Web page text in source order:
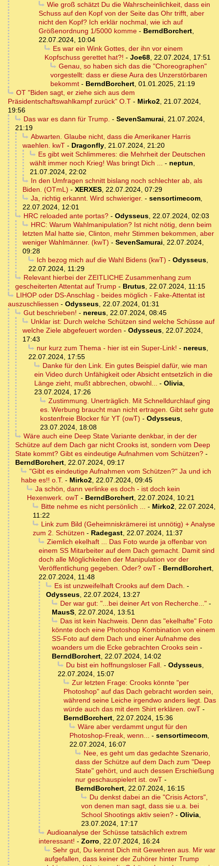
Wie groß schätzt Du die Wahrscheinlichkeit, dass ein
Schuss auf den Kopf von der Seite das Ohr trifft, aber
nicht den Kopf? Ich erklär nochmal, wie ich auf
Größenordnung 1/5000 komme - BerndBorchert
22.07.2024, 10:04
Es war ein Wink Gottes, der ihn vor einem
Kopfschuss gerettet hat?! - Joe68 22.07.2024, 17:51
Genau, so haben sich das die "Choreographen"
vorgestellt: dass er diese Aura des Unzerstörbaren
bekommt - BerndBorchert 01.01.2025, 21:19
OT "Biden sagt, er ziehe sich aus dem
Präsidentschaftswahlkampf zurück" O.T - Mirko2 21.07.2024,
19:56
Das war es dann für Trump. - SevenSamurai
21.07.2024,
21:19
Abwarten. Glaube nicht, dass die Amerikaner Harris
waehlen. kwT - Dragonfly 21.07.2024, 21:20
Es gibt weit Schlimmeres: die Mehrheit der Deutschen
wählt immer noch Krieg! Was bringt Dich ...
- neptun
21.07.2024, 22:02
In den Umfragen schnitt bislang noch schlechter ab, als
Biden. (OTmL) - XERXES 22.07.2024, 07:29
Ja, richtig erkannt. Wird schwieriger. - sensortimecom,
22.07.2024, 12:01
HRC reloaded ante portas?- Odysseus, 22.07.2024, 02:03
HRC: Warum Wahlmanipulation? Ist nicht nötig, denn beim
letzten Mal hatte sie, Clinton, mehr Stimmen bekommen, aber
weniger Wahlmänner. (kwT) - SevenSamurai
22.07.2024,
09:28
Ich bezog mich auf die Wahl Bidens (kwT) - Odysseus,
22.07.2024, 11:29
Relevant hierbei der ZEITLICHE Zusammenhang zum
gescheiterten Attentat auf Trump - Brutus 22.07.2024, 11:15
LIHOP oder DS-Anschlag - beides möglich - Fake-Attentat ist
auszuschliessen - Odysseus 22.07.2024, 01:31
Gut beschrieben! - nereus, 22.07.2024, 08:45
Unklar ist: Durch welche Schützen sind welche Schüsse auf
welche Ziele abgefeuert worden - Odysseus 22.07.2024,
17:43
nur kurz zum Thema - hier ist ein Super-Link! - nereus,
22.07.2024, 17:55
Danke für den Link. Ein gutes Beispiel dafür, wie man
ein Video durch Unfähigkeit oder Absicht entsetzlich in die
Länge zieht, mußt abbrechen, obwohl...
- Olivia
23.07.2024, 17:26
Zustimmung. Unerträglich. Mit Schnelldurchlauf ging
es. Werbung braucht man nicht ertragen. Gibt sehr gute
kostenfreie Blocker für YT (owT) - Odysseus
23.07.2024, 18:08
Wäre auch eine Deep State Variante denkbar, in der der
Schütze auf dem Dach gar nicht Crooks ist, sondern vom Deep
State kommt? Gibt es eindeutige Aufnahmen vom Schützen? -
BerndBorchert 22.07.2024, 09:17
"Gibt es eindeutige Aufnahmen vom Schützen?" Ja und ich
habe es!! o.T. - Mirko2 22.07.2024, 09:45
Ja schön, dann verlinke es doch - ist doch kein
Hexenwerk. owT - BerndBorchert 22.07.2024, 10:21
Bitte nehme es nicht persönlich ...
- Mirko2, 22.07.2024,
11:22
Link zum Bild (Geheimniskrämerei ist unnötig) + Analyse
zum 2. Schützen - Radegast 22.07.2024, 11:37
Ziemlich ekelhaft ... Das Foto wurde ja offenbar von
einem SS Mitarbeiter auf dem Dach gemacht. Damit sind
doch alle Möglichkeiten der Manipulation vor der
Veröffentlichung gegeben. Oder? owT - BerndBorchert
22.07.2024, 11:48
Es ist unzweifelhaft Crooks auf dem Dach. -
Odysseus 22.07.2024, 13:27
Der war gut: "...bei deiner Art von Recherche..."-
MausS 22.07.2024, 13:51
Das ist kein Nachweis. Denn das "ekelhafte" Foto
könnte doch eine Photoshop Kombination von einem
SS-Foto auf dem Dach und einer Aufnahme des
woanders um die Ecke gebrachten Crooks sein -
BerndBorchert 22.07.2024, 14:02
Du bist ein hoffnungsloser Fall. - Odysseus,
22.07.2024, 15:07
Zur letzten Frage: Crooks könnte "per
Photoshop" auf das Dach gebracht worden sein,
während seine Leiche irgendwo anders liegt. Das
würde auch das mit dem Shirt erklären. owT -
BerndBorchert 22.07.2024, 15:36
Wäre aber verdammt ungut für den
Photoshop-Freak, wenn...
- sensortimecom
22.07.2024, 16:07
Nee, es geht um das gedachte Szenario,
dass der Schütze auf dem Dach zum "Deep
State" gehört, und auch dessen Erschießung
nur geschauspielert ist. owT -
BerndBorchert 22.07.2024, 16:15
Du denkst dabei an die "Crisis Actors",
von denen man sagt, dass sie u.a. bei
School Shootings aktiv seien? - Olivia
23.07.2024, 17:17
Audioanalyse der Schüsse tatsächlich extrem
interessant! - Zorro
22.07.2024, 16:24
Sehr gut, Du kennst Dich mit Gewehren aus. Mir war
aufgefallen, dass keiner der Zuhörer hinter Trump